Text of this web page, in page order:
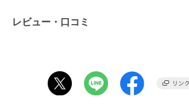
ナイロン100％の素材で突然の雨でも安心な撥水
＜Ungrid＞
レビュー・口コミ